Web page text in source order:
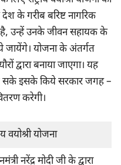
के गरीब बरिष्ट नागरिक
है, उन्हें उनके जीवन सहायक के
योजना के अंतर्गत
द्वारा बनाया जाएगा। यह
सके इसके किये सरकार जगह –
करेगी।
वयोश्री योजना
नरेंद्र मोदी जी के द्वारा